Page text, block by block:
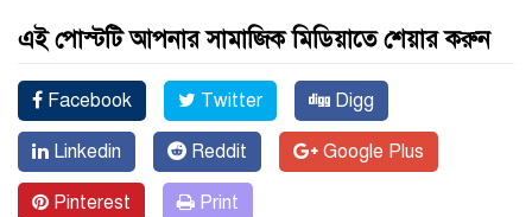
এই পোস্টটি আপনার সামাজিক মিডিয়াতে শেয়ার করুন
Facebook Twitter Digg
Linkedin Reddit Google Plus
Pinterest Print